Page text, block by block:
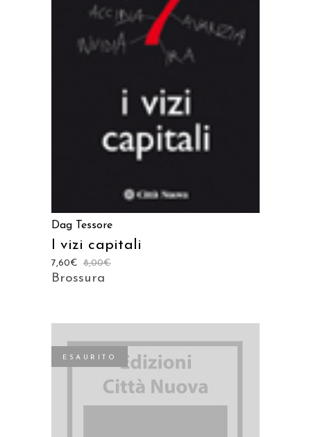
AGGIUNGI AL CARRELLO
Dag Tessore
I vizi capitali
8,00€
7,60€
Brossura
ESAURITO